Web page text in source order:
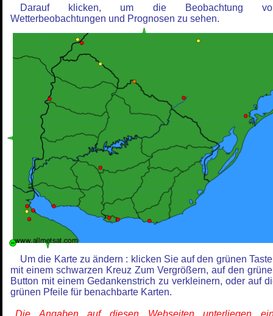
Darauf klicken, um die Beobachtung
Wetterbeobachtungen und Prognosen zu sehen.
Um die Karte zu ändern : klicken Sie auf den grünen
mit einem schwarzen Kreuz Zum Vergrößern, auf den
Button mit einem Gedankenstrich zu verkleinern, oder auf
grünen Pfeile für benachbarte Karten.